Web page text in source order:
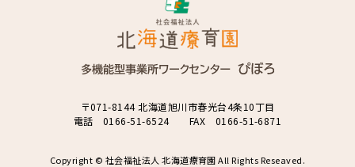
〒071-8144 北海道旭川市春光台4条10丁目
電話 0166-51-6524 FAX 0166-51-6871
Copyright © 社会福祉法人 北海道療育園 All Rights Reseaved.